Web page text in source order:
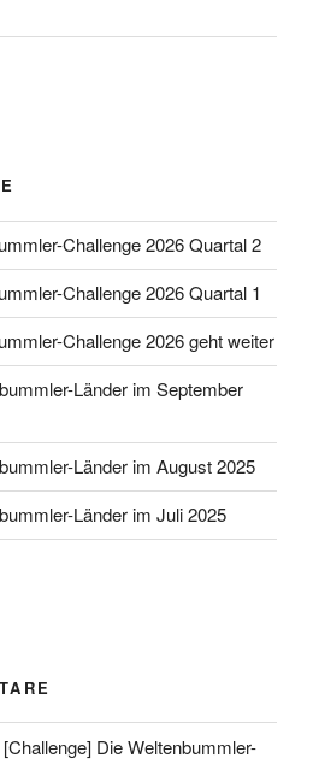
Challenge 2026 Quartal 2
Challenge 2026 Quartal 1
Challenge 2026 geht weiter
Länder im September
Länder im August 2025
Länder im Juli 2025
[Challenge] Die Weltenbummler-